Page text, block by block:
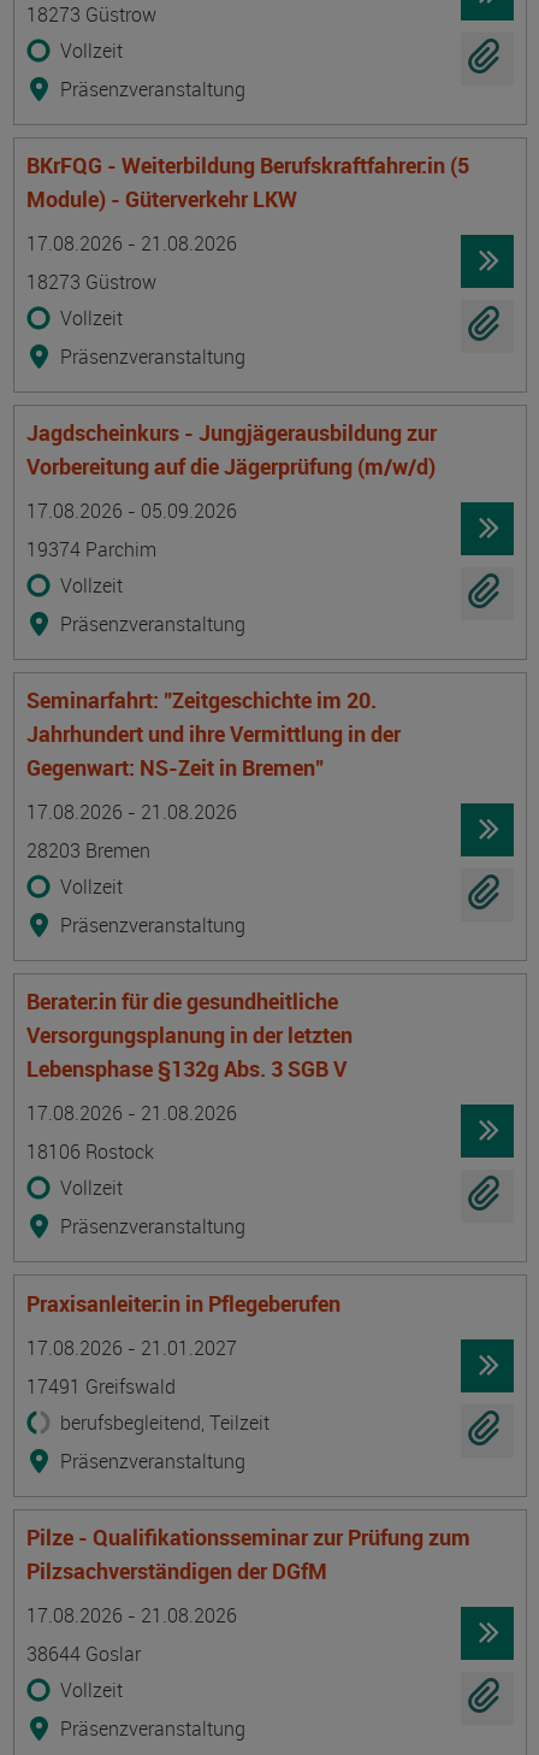
18273 Güstrow
Vollzeit
Präsenzveranstaltung
BKrFQG - Weiterbildung Berufskraftfahrer:in (5
Module) - Güterverkehr LKW
17.08.2026 - 21.08.2026
18273 Güstrow
Vollzeit
Präsenzveranstaltung
Jagdscheinkurs - Jungjägerausbildung zur
Vorbereitung auf die Jägerprüfung (m/w/d)
17.08.2026 - 05.09.2026
19374 Parchim
Vollzeit
Präsenzveranstaltung
Seminarfahrt: "Zeitgeschichte im 20.
Jahrhundert und ihre Vermittlung in der
Gegenwart: NS-Zeit in Bremen"
17.08.2026 - 21.08.2026
28203 Bremen
Vollzeit
Präsenzveranstaltung
Berater:in für die gesundheitliche
Versorgungsplanung in der letzten
Lebensphase §132g Abs. 3 SGB V
17.08.2026 - 21.08.2026
18106 Rostock
Vollzeit
Präsenzveranstaltung
Praxisanleiter:in in Pflegeberufen
17.08.2026 - 21.01.2027
17491 Greifswald
berufsbegleitend, Teilzeit
Präsenzveranstaltung
Pilze - Qualifikationsseminar zur Prüfung zum
Pilzsachverständigen der DGfM
17.08.2026 - 21.08.2026
38644 Goslar
Vollzeit
Präsenzveranstaltung